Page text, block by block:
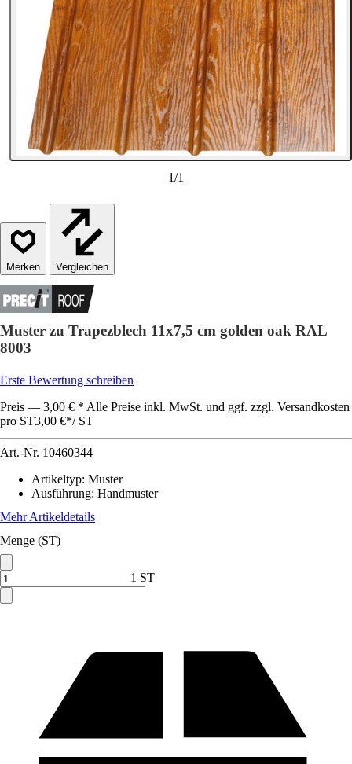
1/1
Vergleichen
Muster zu Trapezblech 11x7,5 cm golden oak RAL
8003
Erste Bewertung schreiben
Preis — 3,00 € * Alle Preise inkl. MwSt. und ggf. zzgl. Versandkosten
pro ST3,00 €*/ ST
Art.-Nr. 10460344
Artikeltyp: Muster
Ausführung: Handmuster
Mehr Artikeldetails
Menge (ST)
1 ST